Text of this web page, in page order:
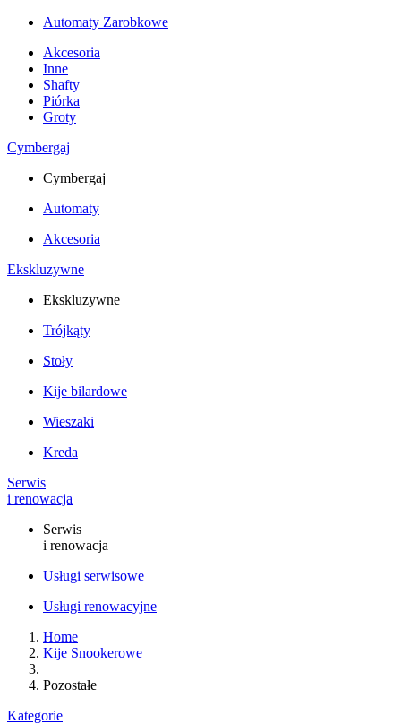
Automaty Zarobkowe
Akcesoria
Inne
Shafty
Piórka
Groty
Cymbergaj
Cymbergaj
Automaty
Akcesoria
Ekskluzywne
Ekskluzywne
Trójkąty
Stoły
Kije bilardowe
Wieszaki
Kreda
Serwis
i renowacja
Serwis
i renowacja
Usługi serwisowe
Usługi renowacyjne
Home
Kije Snookerowe
Pozostałe
Kategorie